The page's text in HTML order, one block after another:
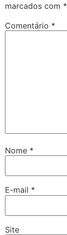
marcados com *
Comentário *
Nome *
E-mail *
Site